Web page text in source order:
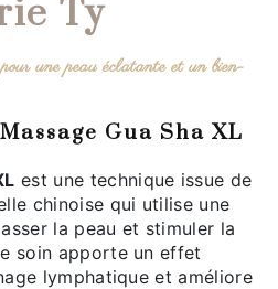
Ty
est une technique issue de
chinoise qui utilise une
la peau et stimuler la
soin apporte un effet
lymphatique et améliore